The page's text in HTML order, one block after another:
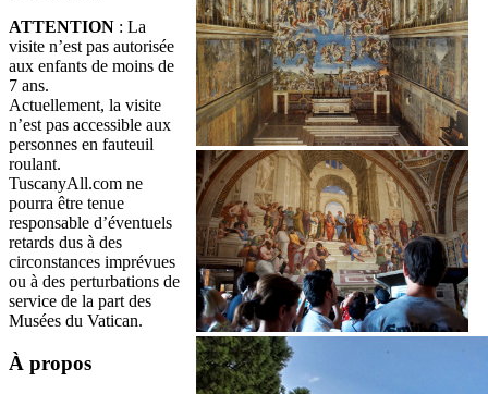
ATTENTION : La
visite n’est pas autorisée
aux enfants de moins de
7 ans.
Actuellement, la visite
n’est pas accessible aux
personnes en fauteuil
roulant.
TuscanyAll.com ne
pourra être tenue
responsable d’éventuels
retards dus à des
circonstances imprévues
ou à des perturbations de
service de la part des
Musées du Vatican.
À propos